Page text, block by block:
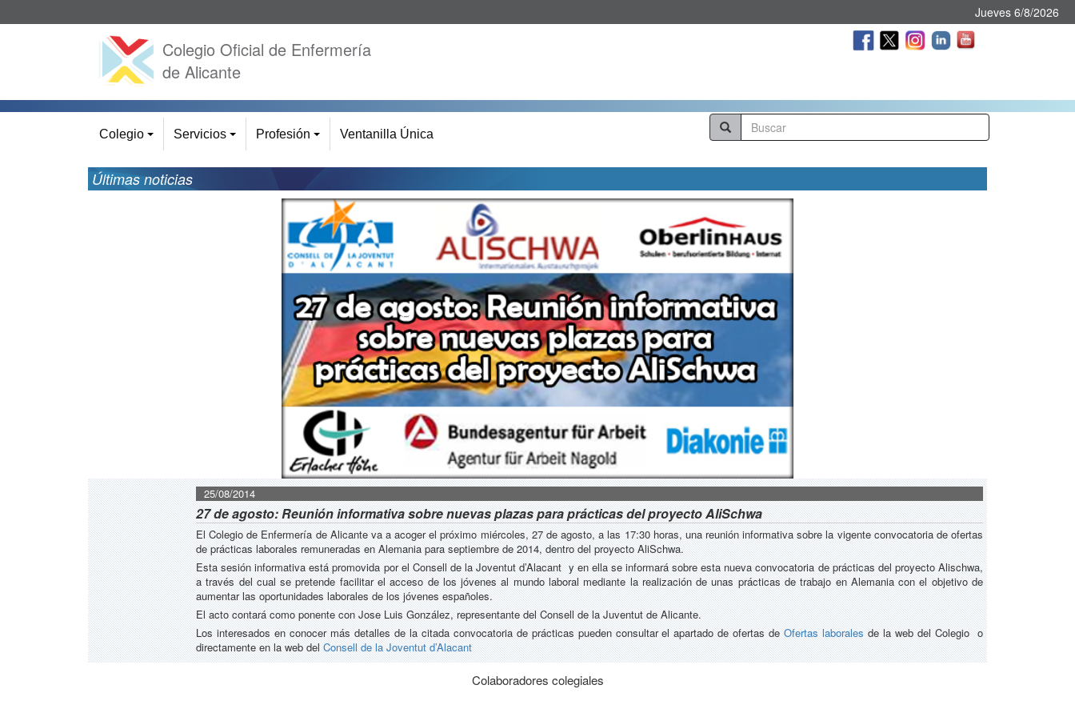
Jueves 6/8/2026
Colegio Oficial de Enfermería
de Alicante
Colegio Servicios Profesión Ventanilla Única
Últimas noticias
25/08/2014
27 de agosto: Reunión informativa sobre nuevas plazas para prácticas del proyecto AliSchwa
El Colegio de Enfermería de Alicante va a acoger el próximo miércoles, 27 de agosto, a las 17:30 horas, una reunión informativa sobre la vigente convocatoria de ofertas
de prácticas laborales remuneradas en Alemania para septiembre de 2014, dentro del proyecto AliSchwa.
Esta sesión informativa está promovida por el Consell de la Joventut d’Alacant y en ella se informará sobre esta nueva convocatoria de prácticas del proyecto Alischwa,
a través del cual se pretende facilitar el acceso de los jóvenes al mundo laboral mediante la realización de unas prácticas de trabajo en Alemania con el objetivo de
aumentar las oportunidades laborales de los jóvenes españoles.
El acto contará como ponente con Jose Luis González, representante del Consell de la Juventut de Alicante.
Los interesados en conocer más detalles de la citada convocatoria de prácticas pueden consultar el apartado de ofertas deOfertas laborales de la web del Colegio o
directamente en la web del Consell de la Joventut d’Alacant
Colaboradores colegiales